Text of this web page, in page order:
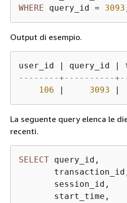
WHERE query_id = 3093
Output di esempio.
user_id | query_id |
--------+----------
106
| 3093 |
La seguente query elenca le
recenti.
SELECT query_id,
       session_id,
       start_time,